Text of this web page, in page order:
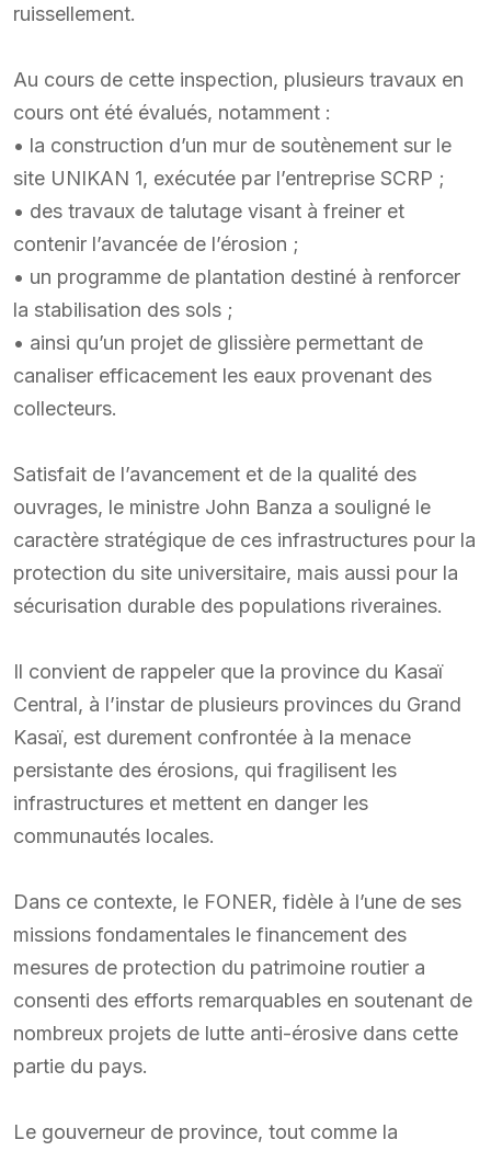
ruissellement.
Au cours de cette inspection, plusieurs travaux en
cours ont été évalués, notamment :
• la construction d’un mur de soutènement sur le
site UNIKAN 1, exécutée par l’entreprise SCRP ;
• des travaux de talutage visant à freiner et
contenir l’avancée de l’érosion ;
• un programme de plantation destiné à renforcer
la stabilisation des sols ;
• ainsi qu’un projet de glissière permettant de
canaliser efficacement les eaux provenant des
collecteurs.
Satisfait de l’avancement et de la qualité des
ouvrages, le ministre John Banza a souligné le
caractère stratégique de ces infrastructures pour la
protection du site universitaire, mais aussi pour la
sécurisation durable des populations riveraines.
Il convient de rappeler que la province du Kasaï
Central, à l’instar de plusieurs provinces du Grand
Kasaï, est durement confrontée à la menace
persistante des érosions, qui fragilisent les
infrastructures et mettent en danger les
communautés locales.
Dans ce contexte, le FONER, fidèle à l’une de ses
missions fondamentales le financement des
mesures de protection du patrimoine routier a
consenti des efforts remarquables en soutenant de
nombreux projets de lutte anti-érosive dans cette
partie du pays.
Le gouverneur de province, tout comme la